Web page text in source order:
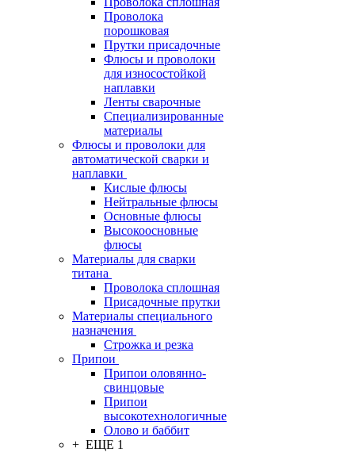
Проволока
порошковая
Прутки присадочные
Флюсы и проволоки
для износостойкой
наплавки
Ленты сварочные
Специализированные
материалы
Флюсы и проволоки для
автоматической сварки и
наплавки
Кислые флюсы
Нейтральные флюсы
Основные флюсы
Высокоосновные
флюсы
Материалы для сварки
титана
Проволока сплошная
Присадочные прутки
Материалы специального
назначения
Строжка и резка
Припои
Припои оловянно-
свинцовые
Припои
высокотехнологичные
Олово и баббит
+ ЕЩЕ 1